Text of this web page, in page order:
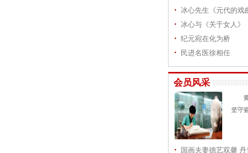
冰心先生《元代的戏
冰心与《关于女人》
纪元宛在化为桥
民进名医徐相任
会员风采
坚守
国画夫妻德艺双馨